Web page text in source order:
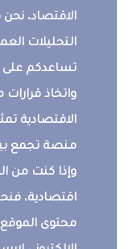
الاقتصاد، نحن
التحليلات
تساعدكم على
واتخاذ
الاقتصادية
منصة تجمع بين
وإذا كنت من
اقتصادية،
محتوى